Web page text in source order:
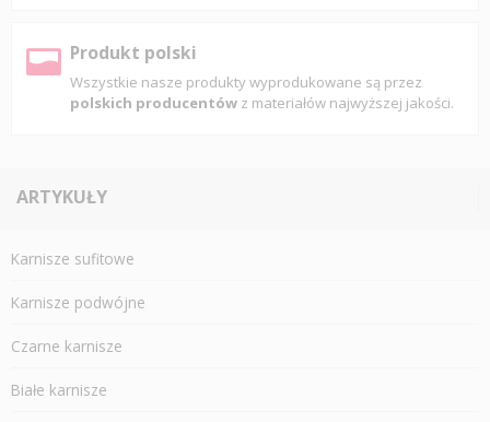
Produkt polski
Wszystkie nasze produkty wyprodukowane są przez
polskich producentów z materiałów najwyższej jakości.
ARTYKUŁY
Karnisze sufitowe
Karnisze podwójne
Czarne karnisze
Białe karnisze